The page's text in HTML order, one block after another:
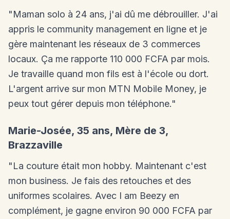
"Maman solo à 24 ans, j'ai dû me débrouiller. J'ai
appris le community management en ligne et je
gère maintenant les réseaux de 3 commerces
locaux. Ça me rapporte 110 000 FCFA par mois.
Je travaille quand mon fils est à l'école ou dort.
L'argent arrive sur mon MTN Mobile Money, je
peux tout gérer depuis mon téléphone."
Marie-Josée, 35 ans, Mère de 3,
Brazzaville
"La couture était mon hobby. Maintenant c'est
mon business. Je fais des retouches et des
uniformes scolaires. Avec I am Beezy en
complément, je gagne environ 90 000 FCFA par